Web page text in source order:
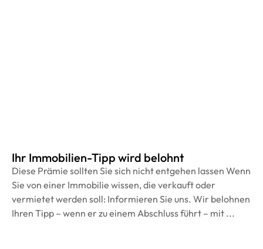
Ihr Immobilien-Tipp wird belohnt
Diese Prämie sollten Sie sich nicht entgehen lassen Wenn
Sie von einer Immobilie wissen, die verkauft oder
vermietet werden soll: Informieren Sie uns. Wir belohnen
Ihren Tipp – wenn er zu einem Abschluss führt – mit ...